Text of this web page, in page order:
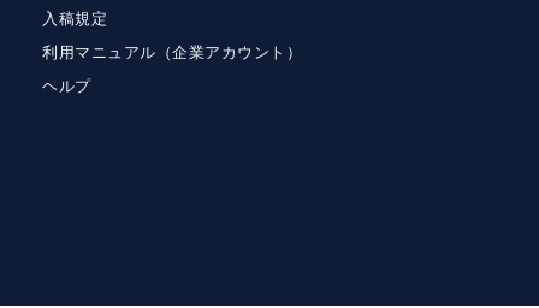
入稿規定
利用マニュアル（企業アカウント）
ヘルプ